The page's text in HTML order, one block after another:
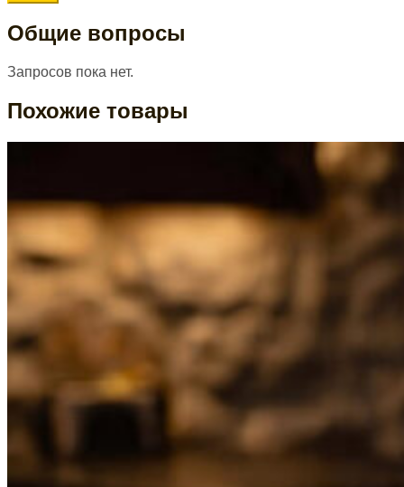
Общие вопросы
Запросов пока нет.
Похожие товары